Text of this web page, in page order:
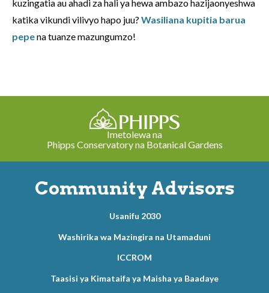
kuzingatia au ahadi za hali ya hewa ambazo hazijaonyeshwa
katika vikundi vilivyo hapo juu? Wasiliana kupitia barua
pepena tuanze mazungumzo!
Imetolewa na
Phipps Conservatory na Botanical Gardens
Community Advisors
Usanifu 2030
Washirika wa Mazingira na Utamaduni
ICCROM
Taasisi ya Kimataifa ya Maisha ya Baadaye